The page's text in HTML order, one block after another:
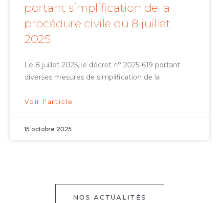
portant simplification de la
procédure civile du 8 juillet
2025
Le 8 juillet 2025, le décret n° 2025-619 portant
diverses mesures de simplification de la
Voir l'article
15 octobre 2025
NOS ACTUALITÉS